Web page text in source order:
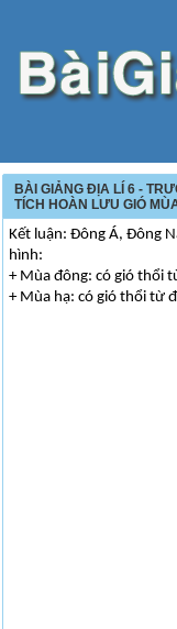
BÀI GIẢNG ĐỊA LÍ 6 -
TÍCH HOÀN LƯU GIÓ
Kết luận: Đông Á, Đông
hình:
+ Mùa đông: có gió thổi
+ Mùa hạ: có gió thổi từ